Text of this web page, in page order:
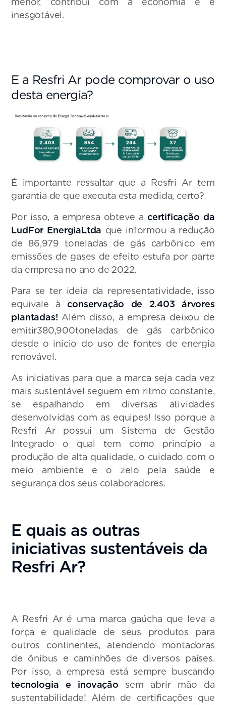
inesgotável.
E a Resfri Ar pode comprovar o uso
desta energia?
É importante ressaltar que a Resfri Ar tem
garantia de que executa esta medida, certo?
Por isso, a empresa obteve a certificação da
LudFor EnergiaLtda que informou a redução
de 86,979 toneladas de gás carbônico em
emissões de gases de efeito estufa por parte
da empresa no ano de 2022.
Para se ter ideia da representatividade, isso
equivale à conservação de 2.403 árvores
plantadas! Além disso, a empresa deixou de
emitir380,900toneladas de gás carbônico
desde o início do uso de fontes de energia
renovável.
As iniciativas para que a marca seja cada vez
mais sustentável seguem em ritmo constante,
se espalhando em diversas atividades
desenvolvidas com as equipes! Isso porque a
Resfri Ar possui um Sistema de Gestão
Integrado o qual tem como princípio a
produção de alta qualidade, o cuidado com o
meio ambiente e o zelo pela saúde e
segurança dos seus colaboradores.
E quais as outras
iniciativas sustentáveis da
Resfri Ar?
A Resfri Ar é uma marca gaúcha que leva a
força e qualidade de seus produtos para
outros continentes, atendendo montadoras
de ônibus e caminhões de diversos países.
Por isso, a empresa está sempre buscando
tecnologia e inovação sem abrir mão da
sustentabilidade! Além de certificações que